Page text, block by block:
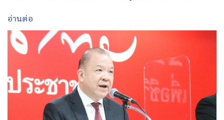
อ่านต่อ